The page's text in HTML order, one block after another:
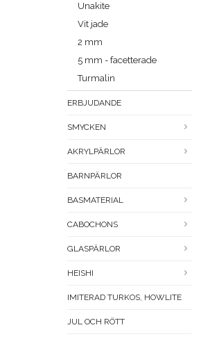
Unakite
Vit jade
2 mm
5 mm - facetterade
Turmalin
ERBJUDANDE
SMYCKEN
AKRYLPÄRLOR
BARNPÄRLOR
BASMATERIAL
CABOCHONS
GLASPÄRLOR
HEISHI
IMITERAD TURKOS, HOWLITE
JUL OCH RÖTT